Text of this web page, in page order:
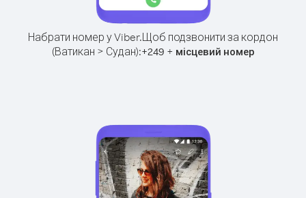
Набрати номер у Viber.Щоб подзвонити за кордон
(Ватикан > Судан):+249 + місцевий номер